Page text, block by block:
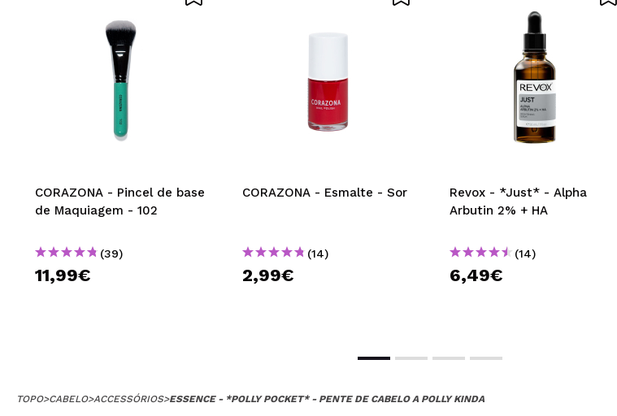
CORAZONA - Pincel de base
de Maquiagem - 102
(39)
11,99€
CORAZONA - Esmalte - Sor
(14)
2,99€
Revox - *Just* - Alpha
Arbutin 2% + HA
(14)
6,49€
TOPO>CABELO>ACCESSÓRIOS>ESSENCE - *POLLY POCKET* - PENTE DE CABELO A POLLY KINDA